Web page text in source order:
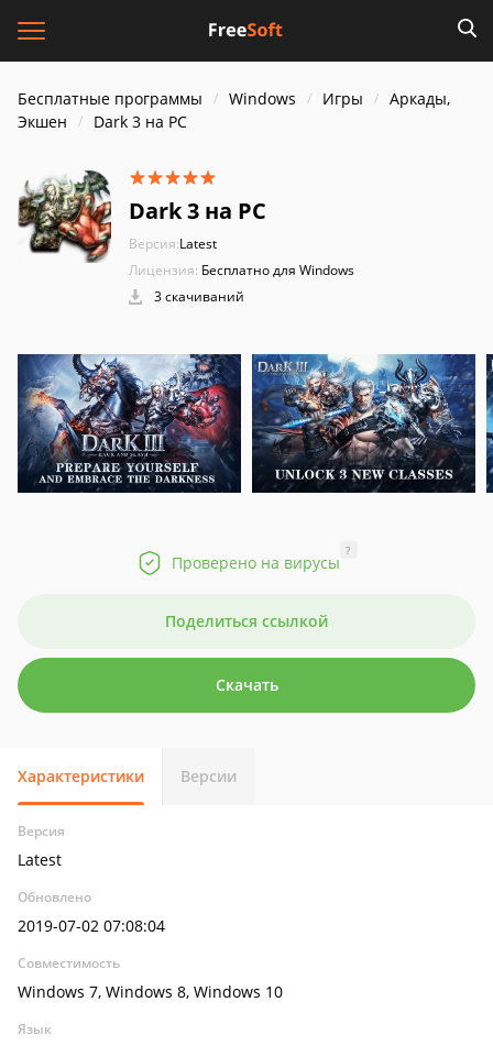
Бесплатные программы Windows Игры
Аркады,
Экшен
Dark 3 на PC
Dark 3 на PC
Версия:Latest
Лицензия: Бесплатно для Windows
3 скачиваний
Проверено на вирусы
?
Поделиться ссылкой
Скачать
Характеристики Версии
Версия
Latest
Обновлено
2019-07-02 07:08:04
Совместимость
Windows 7, Windows 8, Windows 10
Язык